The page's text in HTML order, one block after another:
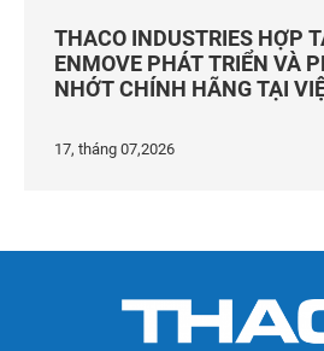
THACO INDUSTRIES HỢP
ENMOVE PHÁT TRIỂN VÀ
NHỚT CHÍNH HÃNG TẠI
17, tháng 07,2026